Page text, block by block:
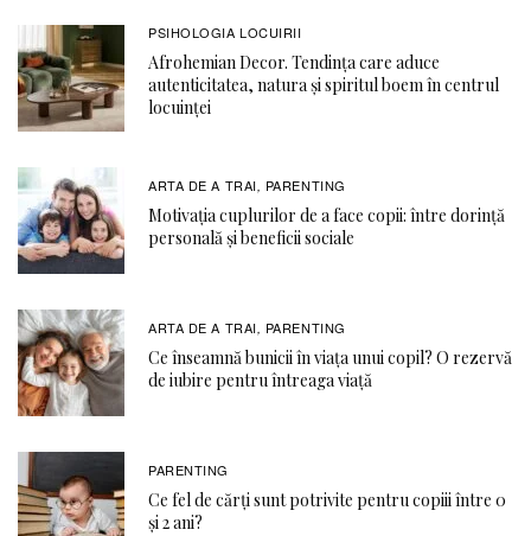
PSIHOLOGIA LOCUIRII
Afrohemian Decor. Tendința care aduce
autenticitatea, natura și spiritul boem în centrul
locuinței
ARTA DE A TRAI, PARENTING
Motivația cuplurilor de a face copii: între dorință
personală și beneficii sociale
ARTA DE A TRAI, PARENTING
Ce înseamnă bunicii în viața unui copil? O rezervă
de iubire pentru întreaga viață
PARENTING
Ce fel de cărți sunt potrivite pentru copiii între 0
și 2 ani?